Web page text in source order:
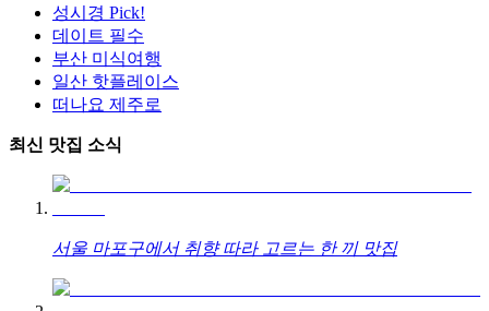
성시경 Pick!
데이트 필수
부산 미식여행
일산 핫플레이스
떠나요 제주로
최신 맛집 소식
서울 마포구에서 취향 따라 고르는 한 끼 맛집